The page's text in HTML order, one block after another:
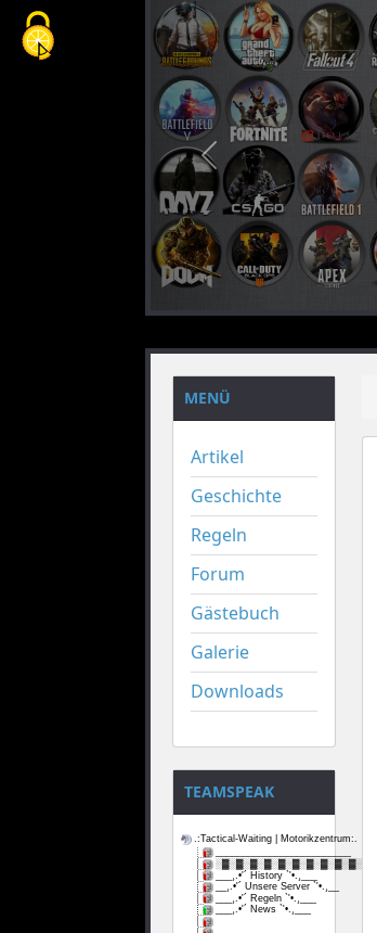
vorheriges
MENÜ
Artikel
Geschichte
Regeln
Forum
Gästebuch
Galerie
Downloads
TEAMSPEAK
.:Tactical-Waiting | Motorikzentrum:.
░▓░▓░▓░▓░▓░▓░▓░▓░▓░▓░▓
___¸.•'´ History `'•.¸___
__¸.•'´ Unsere Server `'•.¸__
___¸.•'´ Regeln `'•.¸___
___¸.•'´ News `'•.¸___
Cookie-Einstellungen